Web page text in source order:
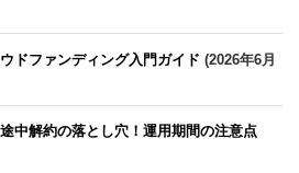
ドファンディング入門ガイド (2026年6月
中解約の落とし穴！運用期間の注意点